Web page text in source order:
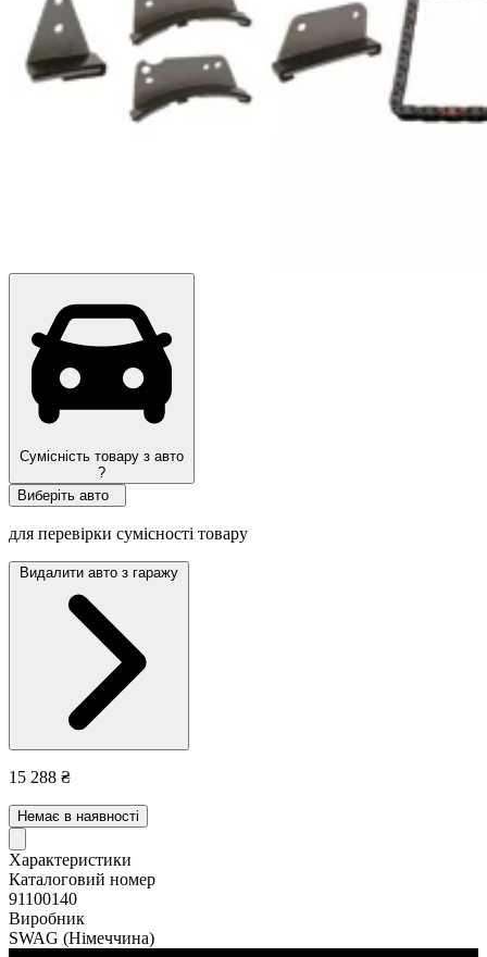
Сумісність товару з авто
?
Виберіть авто
для перевірки сумісності товару
Видалити авто з гаражу
15 288 ₴
Немає в наявності
Характеристики
Каталоговий номер
91100140
Виробник
SWAG (Німеччина)